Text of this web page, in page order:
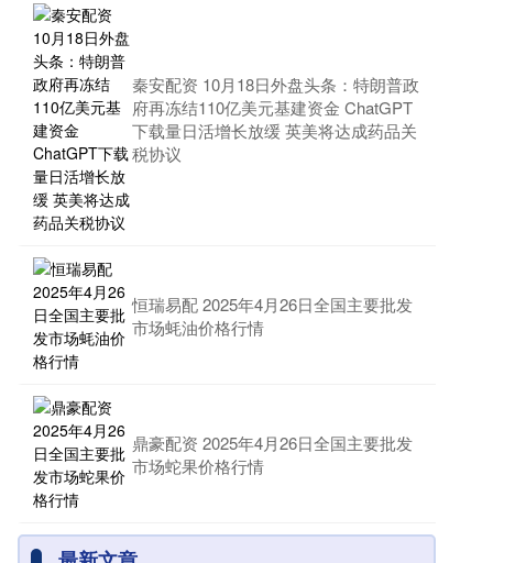
秦安配资 10月18日外盘头条：特朗普政
府再冻结110亿美元基建资金 ChatGPT
下载量日活增长放缓 英美将达成药品关
税协议
恒瑞易配 2025年4月26日全国主要批发
市场蚝油价格行情
鼎豪配资 2025年4月26日全国主要批发
市场蛇果价格行情